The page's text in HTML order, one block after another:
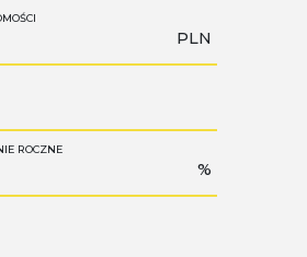
PLN
ROCZNE
%